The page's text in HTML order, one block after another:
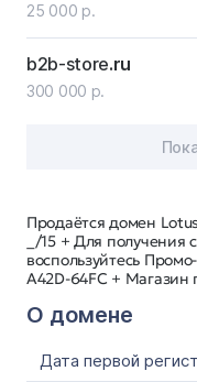
Продаётся домен
_/15 + Для получения
воспользуйтесь
A42D-64FC + Магазин
О домене
Дата первой
25 000 р.
b2b-store.ru
300 000 р.